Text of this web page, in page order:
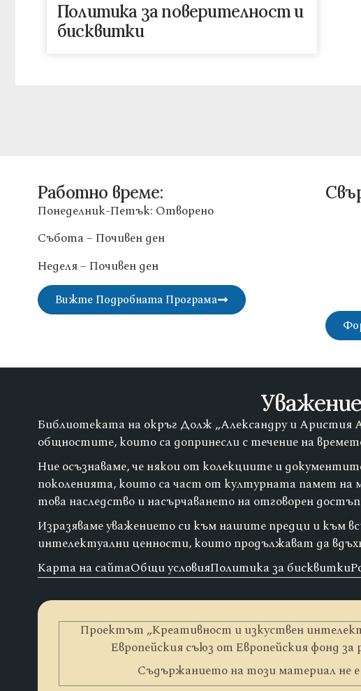
Политика за поверителност и
бисквитки
Работно време:
Понеделник-Петък: Отворено
Събота – Почивен ден
Неделя – Почивен ден
Вижте Подробната Програма
Библиотеката на окръг Долж „Александру и Аристия
общностите, които са допринесли с течение на
Ние осъзнаваме, че някои от колекциите и
поколенията, които са част от културната памет
това наследство и насърчаването на отговорен
Изразяваме уважението си към нашите предци и към
интелектуални ценности, които продължават да
Карта на сайтаОбщи условияПолитика за бисквитки
Проектът „Креативност и изкуствен
Европейския съюз от Европейския фонд
Съдържанието на този материал не